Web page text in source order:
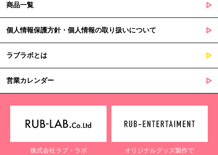
商品一覧
個人情報保護方針・個人情報の取り扱いについて
ラブラボとは
営業カレンダー
株式会社ラブ・ラボ
オリジナルグッズ製作で